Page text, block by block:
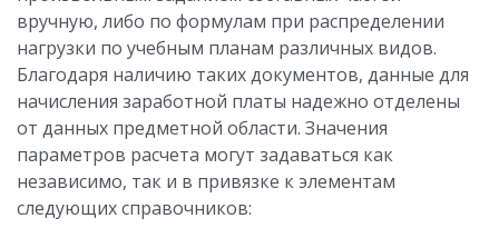
вручную, либо по формулам при распределении
нагрузки по учебным планам различных видов.
Благодаря наличию таких документов, данные для
начисления заработной платы надежно отделены
от данных предметной области. Значения
параметров расчета могут задаваться как
независимо, так и в привязке к элементам
следующих справочников: